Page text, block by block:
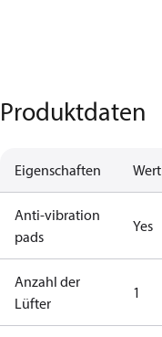
Produktdaten
Eigenschaften Wert
Anti-vibration
pads
Yes
Anzahl der
Lüfter
1